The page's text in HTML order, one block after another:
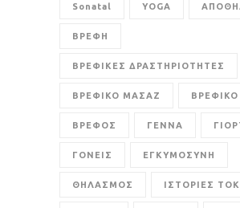
Sonatal YOGA
ΒΡΕΦΗ
ΒΡΕΦΙΚΕΣ ΔΡΑΣΤΗΡΙΟΤΗΤΕΣ
ΒΡΕΦΙΚΟ ΜΑΣΑΖ
ΒΡΕΦΟΣ ΓΕΝΝΑ
ΓΟΝΕΙΣ ΕΓΚΥΜΟΣΥΝΗ
ΘΗΛΑΣΜΟΣ ΙΣΤΟΡΙΕΣ